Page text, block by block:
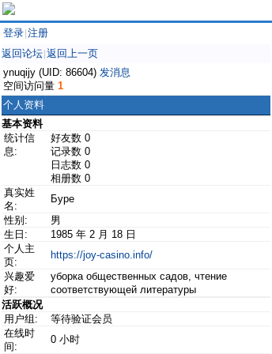
登录 注册
返回论坛 返回上一页
ynuqijy (UID: 86604) 发消息
空间访问量 1
个人资料
基本资料
统计信
息:
好友数 0
记录数 0
日志数 0
相册数 0
真实姓
名:
Буре
性别:
男
生日:
1985 年 2 月 18 日
个人主
页:
https://joy-casino.info/
兴趣爱
好:
уборка общественных садов, чтение
соответствующей литературы
活跃概况
用户组:
等待验证会员
在线时
间:
0 小时